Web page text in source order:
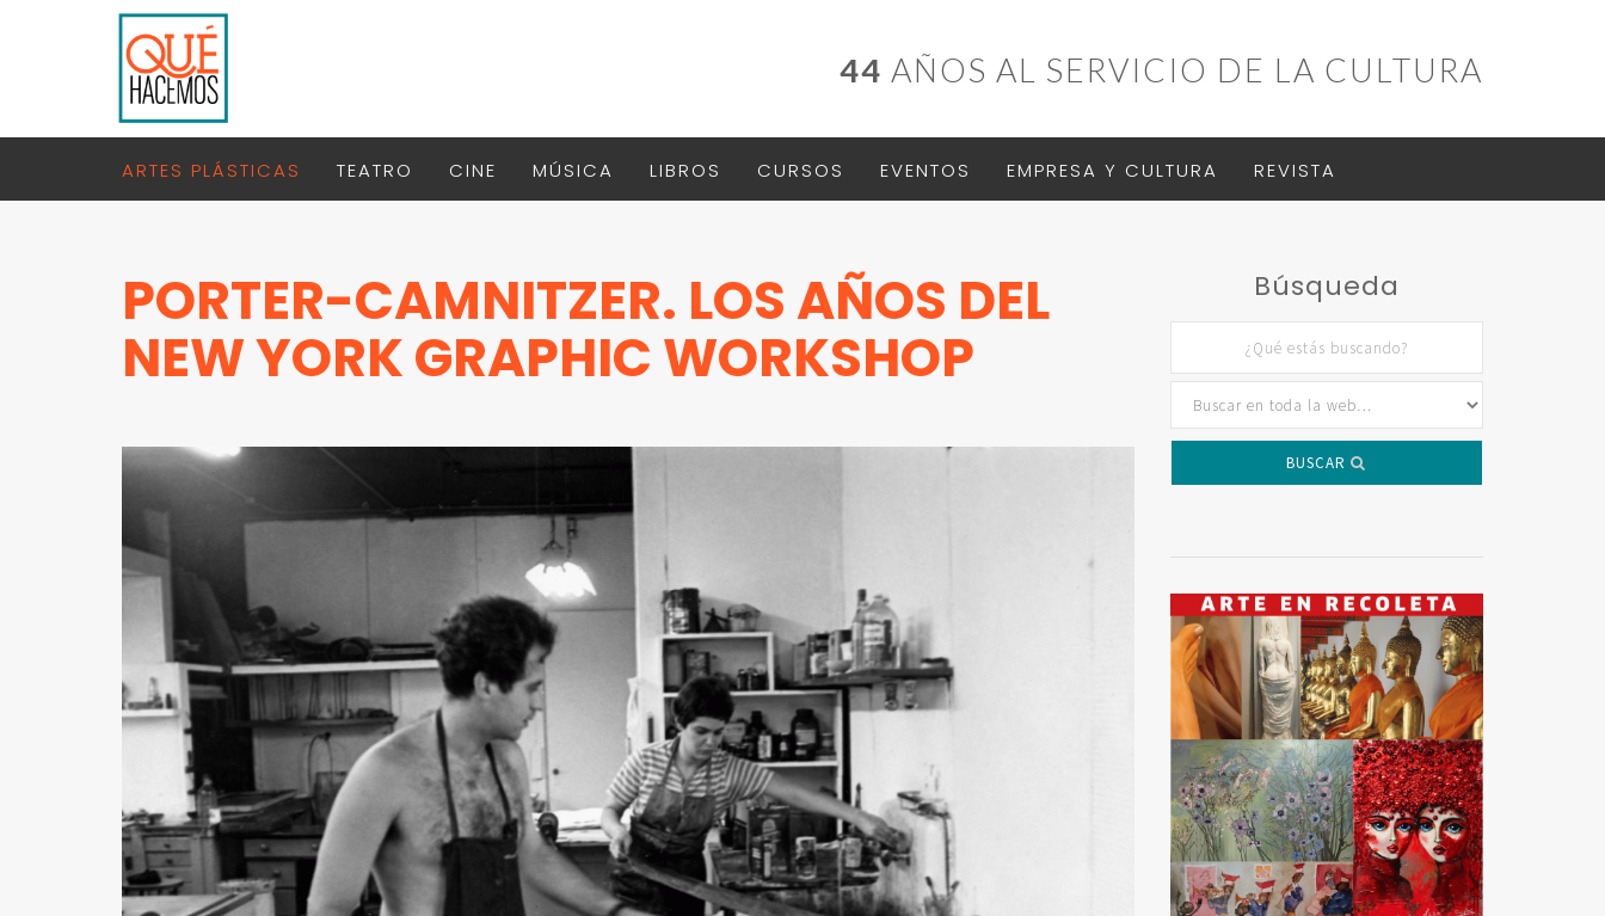
44 AÑOS AL SERVICIO DE LA CULTURA
ARTES PLÁSTICAS TEATRO CINE MÚSICA LIBROS CURSOS EVENTOS EMPRESA Y CULTURA REVISTA
PORTER-CAMNITZER. LOS AÑOS DEL
NEW YORK GRAPHIC WORKSHOP
Búsqueda
BUSCAR